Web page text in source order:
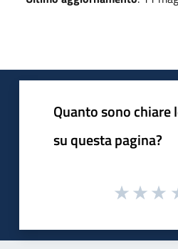
Quanto sono
su questa pagina?